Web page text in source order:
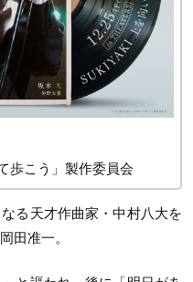
歩こう」製作委員会
る天才作曲家・中村八大を
田准一。